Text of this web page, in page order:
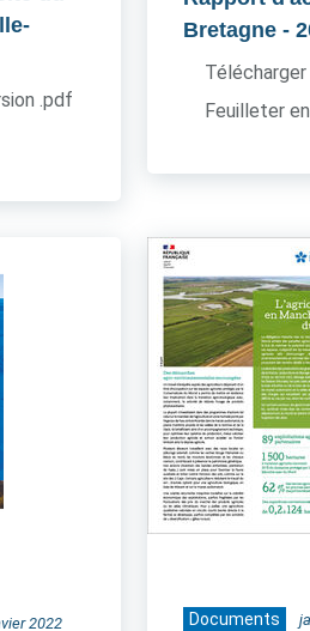
.pdf
Bretagne -
Feuilleter
2022 Documents